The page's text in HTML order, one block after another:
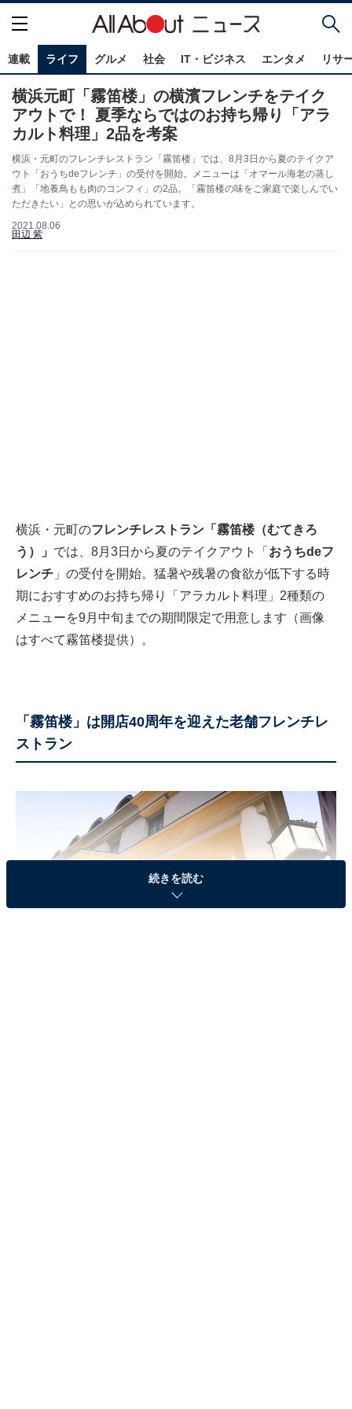
連載 ライフ グルメ 社会 IT・ビジネス エンタメ リサ
横浜元町「霧笛楼」の横濱フレンチをテイク
アウトで！ 夏季ならではのお持ち帰り「アラ
カルト料理」2品を考案
横浜・元町のフレンチレストラン「霧笛楼」では、8月3日から夏のテイクア
ウト「おうちdeフレンチ」の受付を開始。メニューは「オマール海老の蒸し
煮」「地養鳥もも肉のコンフィ」の2品。「霧笛楼の味をご家庭で楽しんでい
ただきたい」との思いが込められています。
2021.08.06
田辺 紫
横浜・元町のフレンチレストラン「霧笛楼（むてきろ
う）」 では、8月3日から夏のテイクアウト「 おうちdeフ
レンチ 」の受付を開始。猛暑や残暑の食欲が低下する時
期におすすめのお持ち帰り「アラカルト料理」2種類の
メニューを9月中旬までの期間限定で用意します（画像
はすべて霧笛楼提供）。
「霧笛楼」は開店40周年を迎えた老舗フレンチレ
ストラン
続きを読む